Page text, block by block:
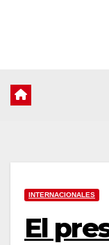
INTERNACIONALES
El